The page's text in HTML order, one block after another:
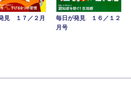
見 １７／２月
毎日が発見 １６／１２
月号